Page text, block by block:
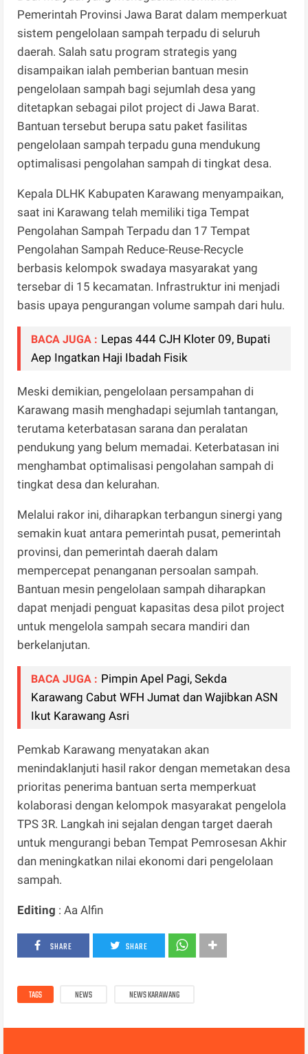
Pemerintah Provinsi Jawa Barat dalam memperkuat
sistem pengelolaan sampah terpadu di seluruh
daerah. Salah satu program strategis yang
disampaikan ialah pemberian bantuan mesin
pengelolaan sampah bagi sejumlah desa yang
ditetapkan sebagai pilot project di Jawa Barat.
Bantuan tersebut berupa satu paket fasilitas
pengelolaan sampah terpadu guna mendukung
optimalisasi pengolahan sampah di tingkat desa.
Kepala DLHK Kabupaten Karawang menyampaikan,
saat ini Karawang telah memiliki tiga Tempat
Pengolahan Sampah Terpadu dan 17 Tempat
Pengolahan Sampah Reduce-Reuse-Recycle
berbasis kelompok swadaya masyarakat yang
tersebar di 15 kecamatan. Infrastruktur ini menjadi
basis upaya pengurangan volume sampah dari hulu.
BACA JUGA : Lepas 444 CJH Kloter 09, Bupati
Aep Ingatkan Haji Ibadah Fisik
Meski demikian, pengelolaan persampahan di
Karawang masih menghadapi sejumlah tantangan,
terutama keterbatasan sarana dan peralatan
pendukung yang belum memadai. Keterbatasan ini
menghambat optimalisasi pengolahan sampah di
tingkat desa dan kelurahan.
Melalui rakor ini, diharapkan terbangun sinergi yang
semakin kuat antara pemerintah pusat, pemerintah
provinsi, dan pemerintah daerah dalam
mempercepat penanganan persoalan sampah.
Bantuan mesin pengelolaan sampah diharapkan
dapat menjadi penguat kapasitas desa pilot project
untuk mengelola sampah secara mandiri dan
berkelanjutan.
BACA JUGA : Pimpin Apel Pagi, Sekda
Karawang Cabut WFH Jumat dan Wajibkan ASN
Ikut Karawang Asri
Pemkab Karawang menyatakan akan
menindaklanjuti hasil rakor dengan memetakan desa
prioritas penerima bantuan serta memperkuat
kolaborasi dengan kelompok masyarakat pengelola
TPS 3R. Langkah ini sejalan dengan target daerah
untuk mengurangi beban Tempat Pemrosesan Akhir
dan meningkatkan nilai ekonomi dari pengelolaan
sampah.
Editing : Aa Alfin
SHARE SHARE
TAGS NEWS NEWS KARAWANG